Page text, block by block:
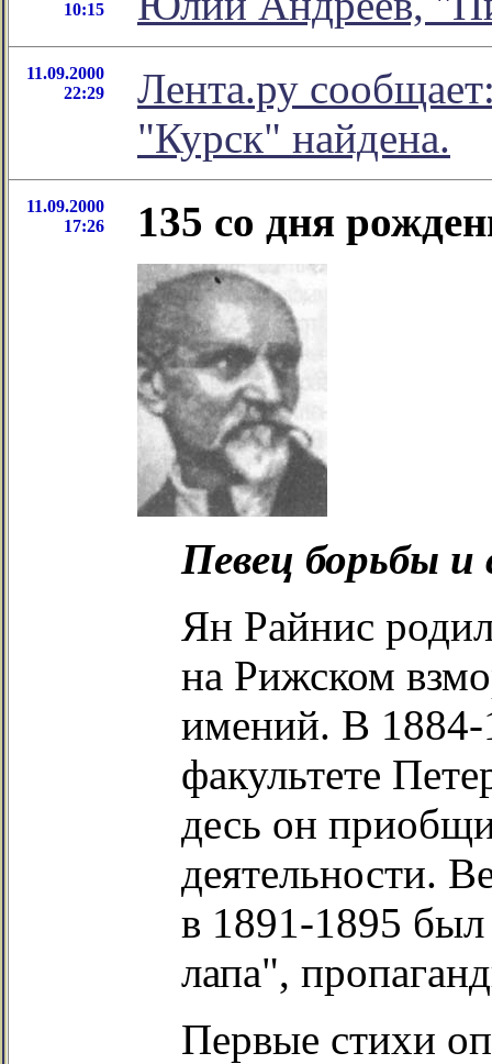
10:15
11.09.2000
22:29
Лента.ру
"Курск" найдена.
11.09.2000
17:26
135 со дня
Певец борьбы и
Ян Райнис
на Рижском
имений. В 1884-
факультете
десь он
деятельности.
в 1891-1895 был
лапа",
Первые стихи